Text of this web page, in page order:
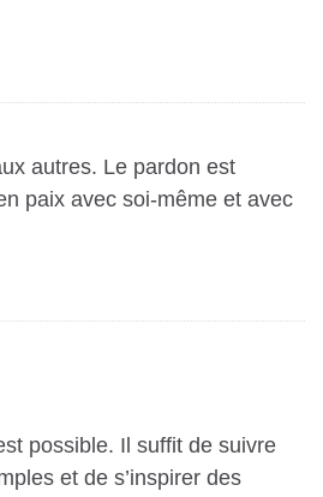
autres. Le pardon est
paix avec soi-même et avec
possible. Il suffit de suivre
et de s’inspirer des